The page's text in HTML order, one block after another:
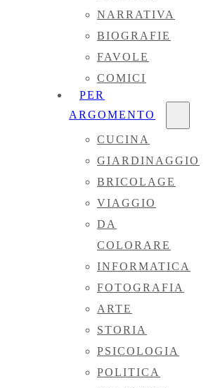
NARRATIVA
BIOGRAFIE
FAVOLE
COMICI
PER
ARGOMENTO
CUCINA
GIARDINAGGIO
BRICOLAGE
VIAGGIO
DA
COLORARE
INFORMATICA
FOTOGRAFIA
ARTE
STORIA
PSICOLOGIA
POLITICA